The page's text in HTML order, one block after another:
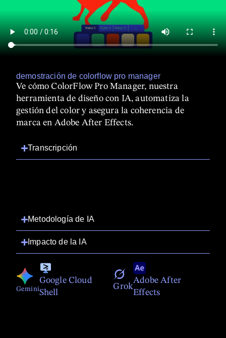
demostración de colorflow pro manager
Ve cómo ColorFlow Pro Manager, nuestra
herramienta de diseño con IA, automatiza la
gestión del color y asegura la coherencia de
marca en Adobe After Effects.
Transcripción
Metodología de IA
Impacto de la IA
Gemini
Google Cloud
Shell
Grok
Adobe After
Effects